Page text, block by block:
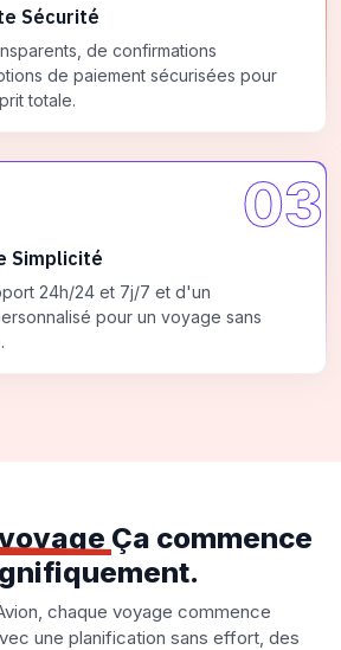
Sécurité
de confirmations
de paiement sécurisées pour
totale.
03
Simplicité
24h/24 et 7j/7 et d'un
pour un voyage sans
Ça commence
chaque voyage commence
une planification sans effort, des